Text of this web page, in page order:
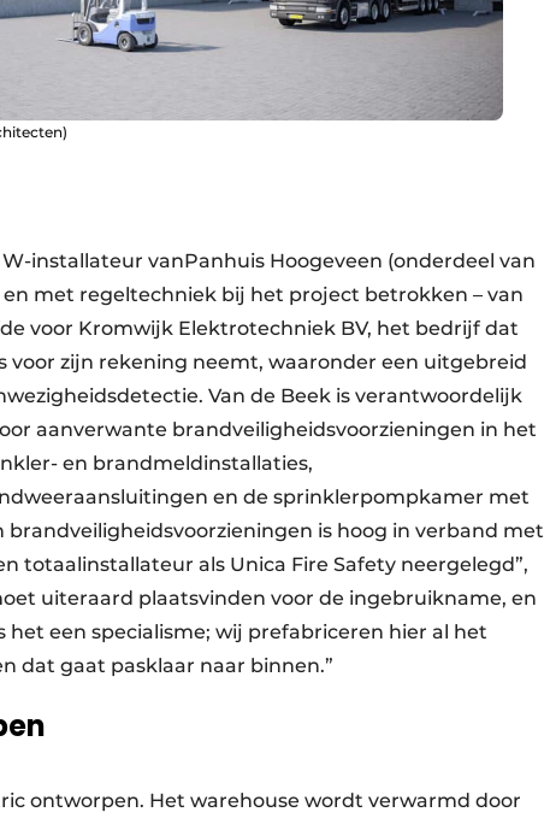
installateur vanPanhuis Hoogeveen (onderdeel van
met regeltechniek bij het project betrokken – van
voor Kromwijk Elektrotechniek BV, het bedrijf dat
voor zijn rekening neemt, waaronder een uitgebreid
Van de Beek is verantwoordelijk
aanverwante brandveiligheidsvoorzieningen in het
en brandmeldinstallaties,
en de sprinklerpompkamer met
brandveiligheidsvoorzieningen is hoog in verband met
totaalinstallateur als Unica Fire Safety neergelegd”,
uiteraard plaatsvinden voor de ingebruikname, en
het een specialisme; wij prefabriceren hier al het
dat gaat pasklaar naar binnen.”
ontworpen. Het warehouse wordt verwarmd door